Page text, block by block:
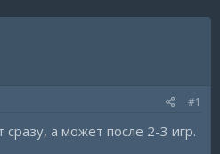
#1
а может после 2-3 игр.